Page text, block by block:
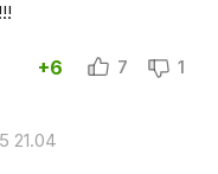
+6 7 1
21.04